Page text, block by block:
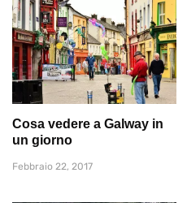
Cosa vedere a Galway in
un giorno
Febbraio 22, 2017